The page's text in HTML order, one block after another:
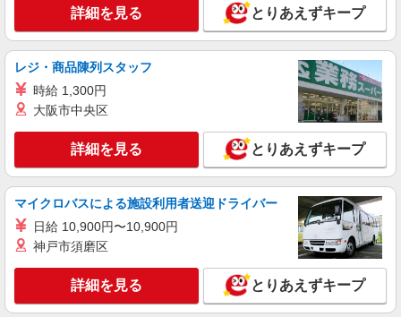
途支給）※試用期間明けから支給／特別手当 ※手
当の種類はエリアにより異なります。詳細は面接
時にお尋ねください。
パート
DESERTSNOW
販売員
［アルバイト・パート］時給1,230円〜
三丁目5番1号 マークイズみなとみらい
キープ 詳細を見る
AMERICAN HOLIC
販売スタッフ
［アルバイト・パート］時給1,300円〜 (スキ
ルに応じて手当あり) 交通費支給有
〒220-0012 神奈川県横浜市西区みなとみらい
三丁目5番1号 マークイズみなとみらい
詳細を見る とりあえずキープ
レジ・商品陳列スタッフ
時給 1,300円
大阪市中央区
詳細を見る とりあえずキープ
マイクロバスによる施設利用者送迎ドライバー
日給 10,900円〜10,900円
神戸市須磨区
詳細を見る とりあえずキープ